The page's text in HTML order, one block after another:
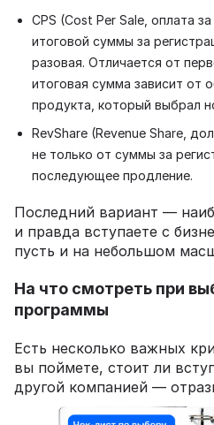
CPS (Cost Per Sale, оплата
итоговой суммы за
разовая. Отличается от
итоговая сумма зависит от
продукта, который выбрал
RevShare (Revenue Share,
не только от суммы за
последующее продление.
Последний вариант —
и правда вступаете с
пусть и на небольшом
На что смотреть при
программы
Есть несколько важных
вы поймете, стоит ли
другой компанией —